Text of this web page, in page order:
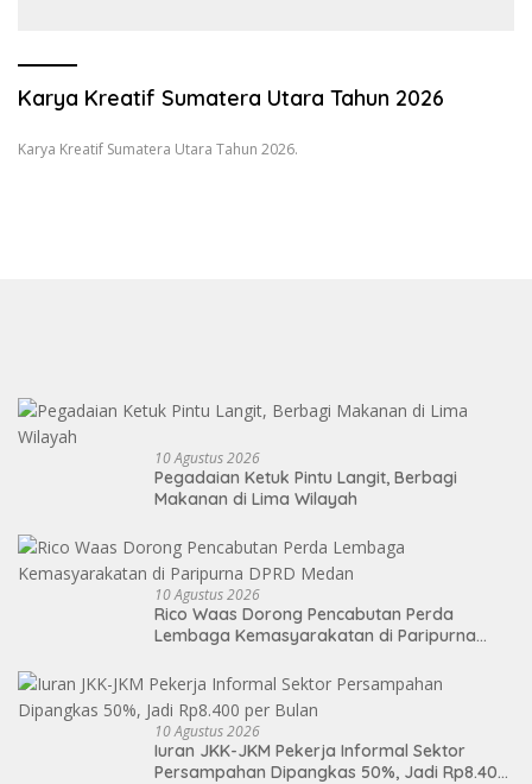
Karya Kreatif Sumatera Utara Tahun 2026
Karya Kreatif Sumatera Utara Tahun 2026.
10 Agustus 2026
Pegadaian Ketuk Pintu Langit, Berbagi
Makanan di Lima Wilayah
10 Agustus 2026
Rico Waas Dorong Pencabutan Perda
Lembaga Kemasyarakatan di Paripurna
10 Agustus 2026
Iuran JKK-JKM Pekerja Informal Sektor
Persampahan Dipangkas 50%, Jadi Rp8.400